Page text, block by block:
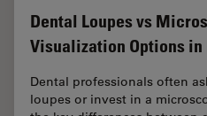
Dental Loupes vs
Visualization Options
Dental professionals often
loupes or invest in a